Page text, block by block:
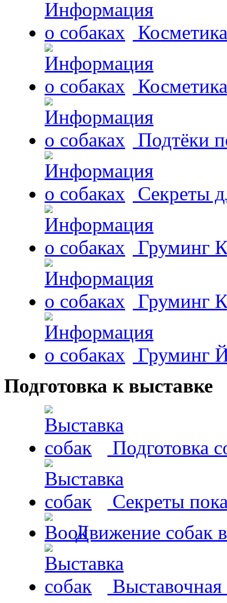
Подтёки
Секреты
Груминг
Груминг
Груминг
Подготовка к выставке
Подготовка
Секреты
Движение собак
Выставочная